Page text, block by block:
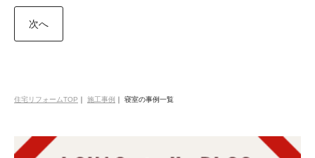
次へ
住宅リフォームTOP 施工事例 寝室の事例一覧